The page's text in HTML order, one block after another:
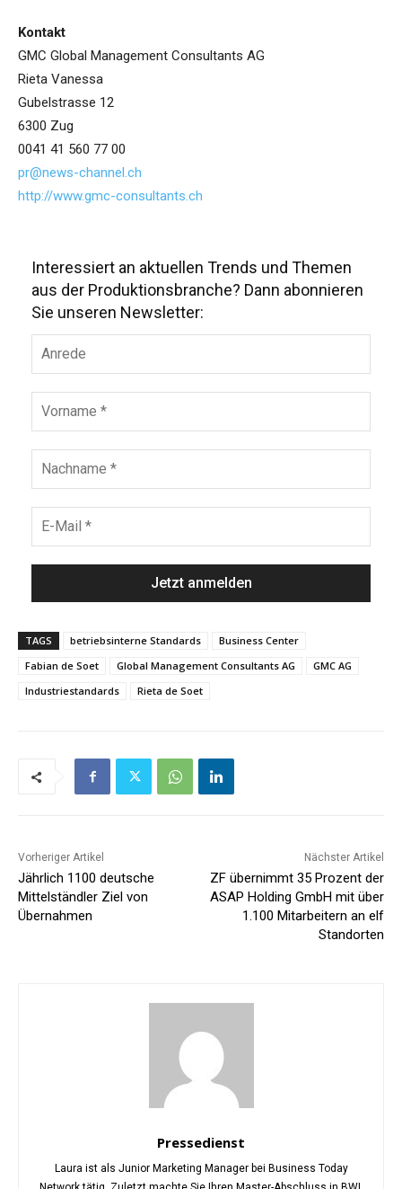
Kontakt
GMC Global Management Consultants AG
Rieta Vanessa
Gubelstrasse 12
6300 Zug
0041 41 560 77 00
pr@news-channel.ch
http://www.gmc-consultants.ch
Interessiert an aktuellen Trends und Themen
aus der Produktionsbranche? Dann abonnieren
Sie unseren Newsletter:
TAGS betriebsinterne Standards
Business Center
Fabian de Soet
Global Management Consultants AG
GMC AG
Industriestandards
Rieta de Soet
Vorheriger Artikel
Jährlich 1100 deutsche
Mittelständler Ziel von
Übernahmen
Nächster Artikel
ZF übernimmt 35 Prozent der
ASAP Holding GmbH mit über
1.100 Mitarbeitern an elf
Standorten
Pressedienst
Laura ist als Junior Marketing Manager bei Business Today